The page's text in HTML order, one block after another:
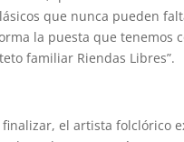
que nunca pueden
la puesta que tenemos
familiar Riendas Libres”.
finalizar, el artista folclórico